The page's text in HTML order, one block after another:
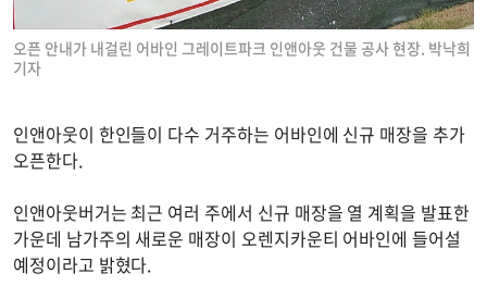
오픈 안내가 내걸린 어바인 그레이트파크 인앤아웃 건물 공사 현장. 박낙희
기자
인앤아웃이 한인들이 다수 거주하는 어바인에 신규 매장을 추가
오픈한다.
인앤아웃버거는 최근 여러 주에서 신규 매장을 열 계획을 발표한
가운데 남가주의 새로운 매장이 오렌지카운티 어바인에 들어설
예정이라고 밝혔다.